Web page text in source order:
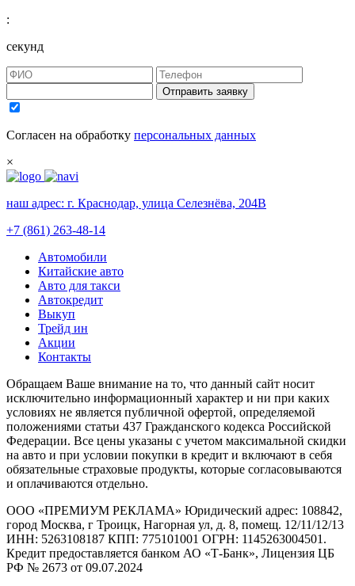
:
секунд
Отправить заявку
Согласен на обработку персональных данных
×
наш адрес: г. Краснодар, улица Селезнёва, 204В
+7 (861) 263-48-14
Автомобили
Китайские авто
Авто для такси
Автокредит
Выкуп
Трейд ин
Акции
Контакты
Обращаем Ваше внимание на то, что данный сайт носит
исключительно информационный характер и ни при каких
условиях не является публичной офертой, определяемой
положениями статьи 437 Гражданского кодекса Российской
Федерации. Все цены указаны с учетом максимальной скидки
на авто и при условии покупки в кредит и включают в себя
обязательные страховые продукты, которые согласовываются
и оплачиваются отдельно.
ООО «ПРЕМИУМ РЕКЛАМА» Юридический адрес: 108842,
город Москва, г Троицк, Нагорная ул, д. 8, помещ. 12/11/12/13
ИНН: 5263108187 КПП: 775101001 ОГРН: 1145263004501.
Кредит предоставляется банком АО «Т-Банк», Лицензия ЦБ
РФ № 2673 от 09.07.2024